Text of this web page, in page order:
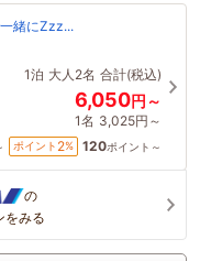
緒にZzz...
1泊 大人2名 合計(税込)
6,050円～
1名 3,025円～
ポイント 2% 120ポイント～
の
をみる